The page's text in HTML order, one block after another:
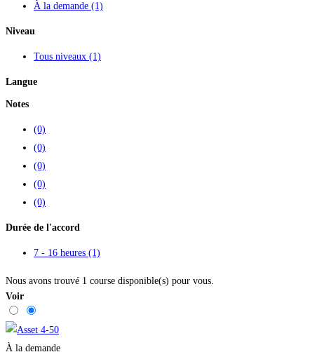
À la demande (1)
Niveau
Tous niveaux (1)
Langue
Notes
(0)
(0)
(0)
(0)
(0)
Durée de l'accord
7 - 16 heures (1)
Nous avons trouvé 1 course disponible(s) pour vous.
Voir
À la demande